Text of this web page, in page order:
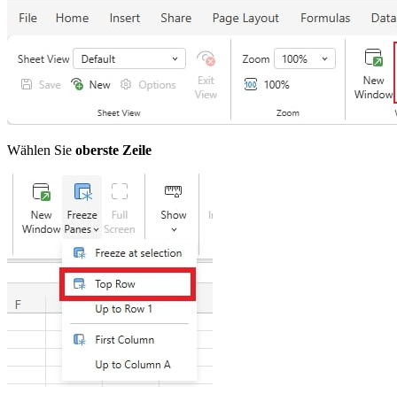
Wählen Sie oberste Zeile